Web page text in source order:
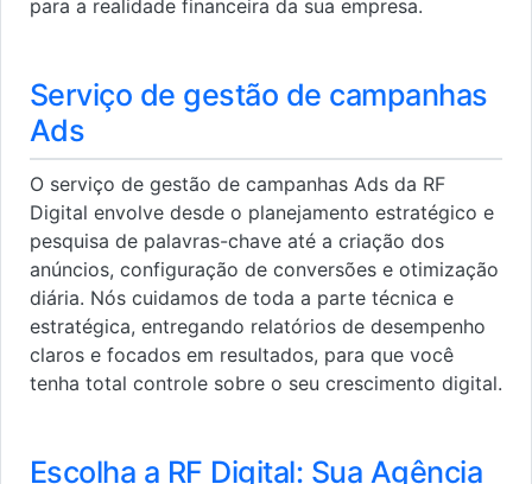
para a realidade financeira da sua empresa.
Serviço de gestão de campanhas
Ads
O serviço de gestão de campanhas Ads da RF
Digital envolve desde o planejamento estratégico e
pesquisa de palavras-chave até a criação dos
anúncios, configuração de conversões e otimização
diária. Nós cuidamos de toda a parte técnica e
estratégica, entregando relatórios de desempenho
claros e focados em resultados, para que você
tenha total controle sobre o seu crescimento digital.
Escolha a RF Digital: Sua Agência